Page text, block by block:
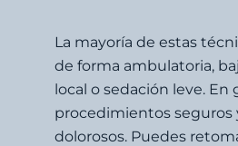
La mayoría de estas
de forma ambulatoria,
local o sedación leve. En
procedimientos seguros
dolorosos. Puedes